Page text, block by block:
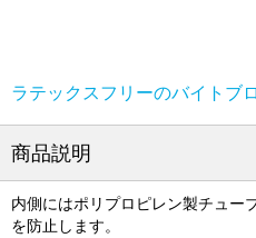
ラテックスフリーのバイトブ
商品説明
内側にはポリプロピレン製チュー
を防止します。